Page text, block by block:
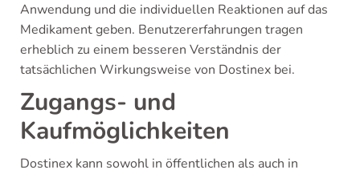
Anwendung und die individuellen Reaktionen auf das
Medikament geben. Benutzererfahrungen tragen
erheblich zu einem besseren Verständnis der
tatsächlichen Wirkungsweise von Dostinex bei.
Zugangs- und
Kaufmöglichkeiten
Dostinex kann sowohl in öffentlichen als auch in